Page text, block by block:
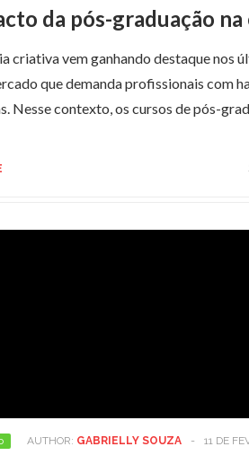
da pós-graduação
criativa vem ganhando destaque nos
que demanda profissionais com
Nesse contexto, os cursos de pós-
AUTHOR: GABRIELLY SOUZA - 11 DE